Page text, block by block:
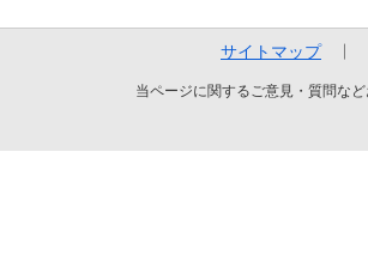
サイトマップ
当ページに関するご意見・質問な